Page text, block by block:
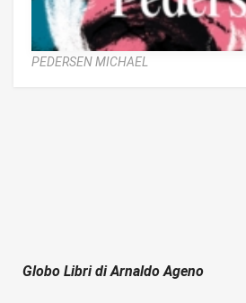
PEDERSEN MICHAEL
Globo Libri di Arnaldo Ageno